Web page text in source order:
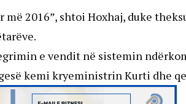
2016”, shtoi Hoxhaj, duke
e vendit në sistemin
kemi kryeministrin Kurti dhe